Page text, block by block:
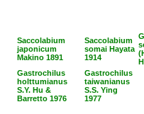
Saccolabium
japonicum
Makino 1891
Saccolabium
somai Hayata
1914
Gastrochilus
holttumianus
S.Y. Hu &
Barretto 1976
Gastrochilus
taiwanianus
S.S. Ying
1977